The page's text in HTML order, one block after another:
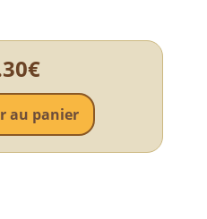
€
au panier